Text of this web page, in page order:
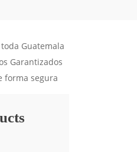
Guatemala
Garantizados
forma segura